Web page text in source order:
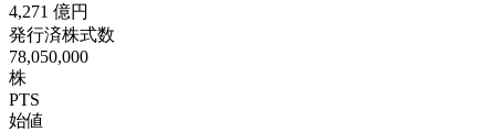
4,271 億円
発行済株式数
78,050,000
株
PTS
始値